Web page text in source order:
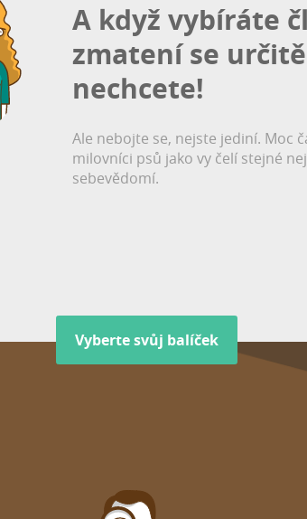
A když vybíráte
zmatení se
nechcete!
Ale nebojte se, nejste jediní. Moc
milovníci psů jako vy čelí stejné
sebevědomí.
Vyberte svůj balíček